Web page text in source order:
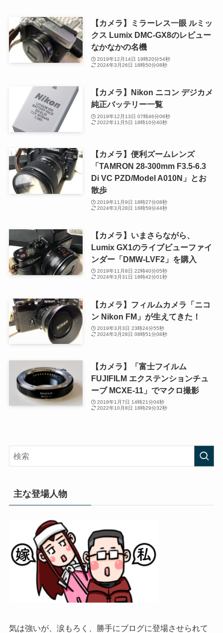
【カメラ】ミラーレス一眼 ルミッ
クス Lumix DMC-GX8のレビュー
なかなかの名機
2019年12月14日 19時20分54秒
2024年3月26日 18時50分08秒
【カメラ】Nikon ニコン デジカメ
純正バッテリー一覧
2019年12月13日 07時46分06秒
2022年11月5日 18時10分40秒
【カメラ】便利ズームレンズ
「TAMRON 28-300mm F3.5-6.3
Di VC PZD/Model A010N」とお
散歩
2019年11月9日 18時27分08秒
2024年3月28日 16時59分44秒
【カメラ】いまさらながら、
Lumix GX1のライブビューファイ
ンダー「DMW-LVF2」を購入
2019年11月8日 22時40分05秒
2024年3月31日 18時42分01秒
【カメラ】フィルムカメラ「ニコ
ン Nikon FM」が生えてきた！
2019年3月3日 23時24分55秒
2024年3月28日 08時51分08秒
【カメラ】「富士フイルム
FUJIFILM エクステンションチュ
ーブ MCXE-11」でマクロ撮影
2018年1月7日 14時21分04秒
2022年10月8日 18時29分32秒
主な登場人物
気は強いが、涙もろく、勝手にブログに登場させられて